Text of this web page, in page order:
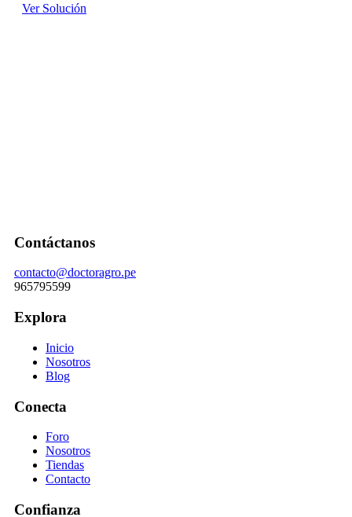
Ver Solución
Contáctanos
contacto@doctoragro.pe
965795599
Explora
Inicio
Nosotros
Blog
Conecta
Foro
Nosotros
Tiendas
Contacto
Confianza